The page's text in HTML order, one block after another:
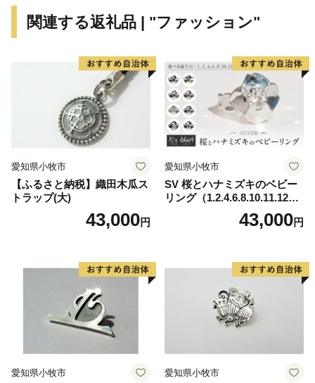
まちに満ちていること。
６．子どもたちが地域への愛着を育み、豊岡で世界
と出会っていること。
これらの状態を達成すれば、豊岡は世界で輝くことが
私たちは、みんなの力を合せて目指す都市像に向かっ
ていきます。
関連する返礼品 | "ファッション"
愛知県小牧市
【ふるさと納税】織田木瓜ス
トラップ(大)
43,000円
愛知県小牧市
SV 桜とハナミズキのベビー
リング（1.2.4.6.8.10.11.12
43,000円
愛知県小牧市 愛知県小牧市